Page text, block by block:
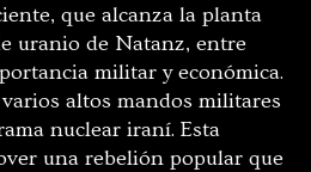
que alcanza la planta
uranio de Natanz, entre
militar y económica.
altos mandos militares
nuclear iraní. Esta
una rebelión popular que